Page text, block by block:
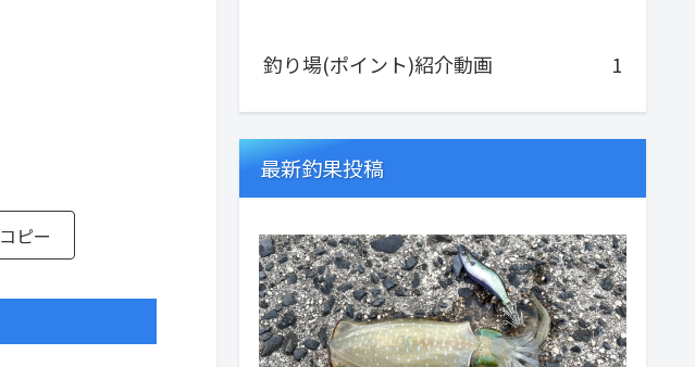
コピー
釣り場(ポイント)紹介動画 1
最新釣果投稿